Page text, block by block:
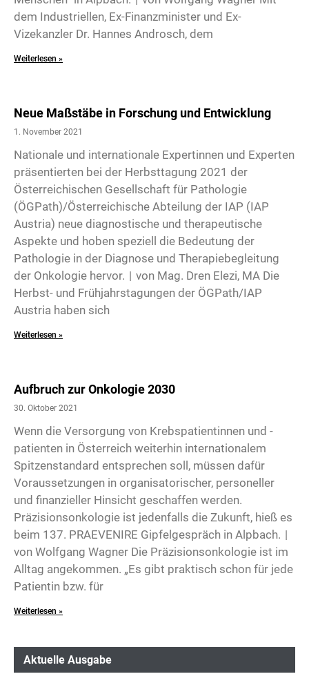
dem Industriellen, Ex-Finanzminister und Ex-
Vizekanzler Dr. Hannes Androsch, dem
Weiterlesen »
Neue Maßstäbe in Forschung und Entwicklung
1. November 2021
Nationale und internationale Expertinnen und Experten
präsentierten bei der Herbsttagung 2021 der
Österreichischen Gesellschaft für Pathologie
(ÖGPath)/Österreichische Abteilung der IAP (IAP
Austria) neue diagnostische und therapeutische
Aspekte und hoben speziell die Bedeutung der
Pathologie in der Diagnose und Therapiebegleitung
der Onkologie hervor. | von Mag. Dren Elezi, MA Die
Herbst- und Frühjahrstagungen der ÖGPath/IAP
Austria haben sich
Weiterlesen »
Aufbruch zur Onkologie 2030
30. Oktober 2021
Wenn die Versorgung von Krebspatientinnen und -
patienten in Österreich weiterhin internationalem
Spitzenstandard entsprechen soll, müssen dafür
Voraussetzungen in organisatorischer, personeller
und finanzieller Hinsicht geschaffen werden.
Präzisionsonkologie ist jedenfalls die Zukunft, hieß es
beim 137. PRAEVENIRE Gipfelgespräch in Alpbach. |
von Wolfgang Wagner Die Präzisionsonkologie ist im
Alltag angekommen. „Es gibt praktisch schon für jede
Patientin bzw. für
Weiterlesen »
Aktuelle Ausgabe